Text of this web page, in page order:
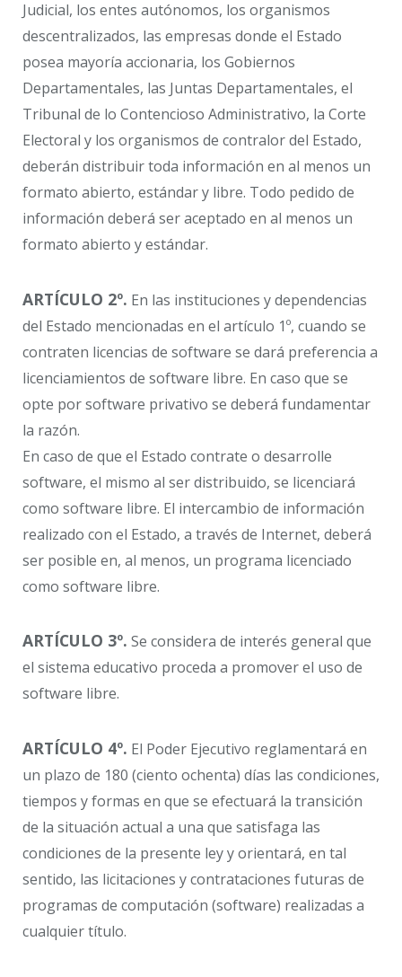
Judicial, los entes autónomos, los organismos
descentralizados, las empresas donde el Estado
posea mayoría accionaria, los Gobiernos
Departamentales, las Juntas Departamentales, el
Tribunal de lo Contencioso Administrativo, la Corte
Electoral y los organismos de contralor del Estado,
deberán distribuir toda información en al menos un
formato abierto, estándar y libre. Todo pedido de
información deberá ser aceptado en al menos un
formato abierto y estándar.
ARTÍCULO 2º. En las instituciones y dependencias
del Estado mencionadas en el artículo 1º, cuando se
contraten licencias de software se dará preferencia a
licenciamientos de software libre. En caso que se
opte por software privativo se deberá fundamentar
la razón.
En caso de que el Estado contrate o desarrolle
software, el mismo al ser distribuido, se licenciará
como software libre. El intercambio de información
realizado con el Estado, a través de Internet, deberá
ser posible en, al menos, un programa licenciado
como software libre.
ARTÍCULO 3º. Se considera de interés general que
el sistema educativo proceda a promover el uso de
software libre.
ARTÍCULO 4º. El Poder Ejecutivo reglamentará en
un plazo de 180 (ciento ochenta) días las condiciones,
tiempos y formas en que se efectuará la transición
de la situación actual a una que satisfaga las
condiciones de la presente ley y orientará, en tal
sentido, las licitaciones y contrataciones futuras de
programas de computación (software) realizadas a
cualquier título.